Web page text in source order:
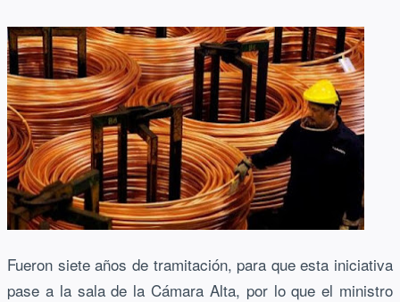
Fueron siete años de tramitación, para que esta iniciativa
pase a la sala de la Cámara Alta, por lo que el ministro